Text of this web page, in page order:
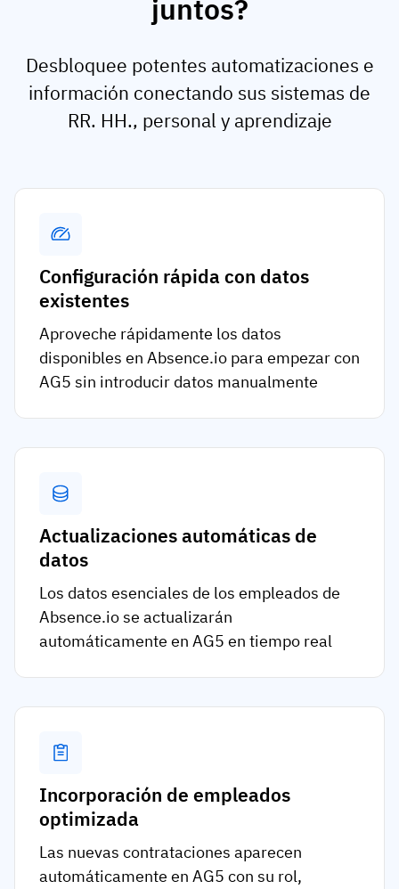
juntos?
Desbloquee potentes automatizaciones e
información conectando sus sistemas de
RR. HH., personal y aprendizaje
Configuración rápida con datos
existentes
Aproveche rápidamente los datos
disponibles en Absence.io para empezar con
AG5 sin introducir datos manualmente
Actualizaciones automáticas de
datos
Los datos esenciales de los empleados de
Absence.io se actualizarán
automáticamente en AG5 en tiempo real
Incorporación de empleados
optimizada
Las nuevas contrataciones aparecen
automáticamente en AG5 con su rol,